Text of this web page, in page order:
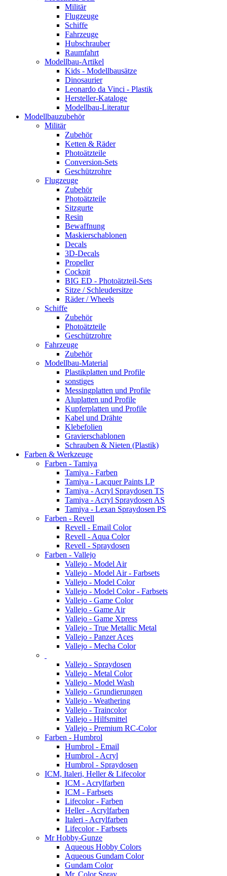
Militär
Flugzeuge
Schiffe
Fahrzeuge
Hubschrauber
Raumfahrt
Modellbau-Artikel
Kids - Modellbausätze
Dinosaurier
Leonardo da Vinci - Plastik
Hersteller-Kataloge
Modellbau-Literatur
Modellbauzubehör
Militär
Zubehör
Ketten & Räder
Photoätzteile
Conversion-Sets
Geschützrohre
Flugzeuge
Zubehör
Photoätzteile
Sitzgurte
Resin
Bewaffnung
Maskierschablonen
Decals
3D-Decals
Propeller
Cockpit
BIG ED - Photoätzteil-Sets
Sitze / Schleudersitze
Räder / Wheels
Schiffe
Zubehör
Photoätzteile
Geschützrohre
Fahrzeuge
Zubehör
Modellbau-Material
Plastikplatten und Profile
sonstiges
Messingplatten und Profile
Aluplatten und Profile
Kupferplatten und Profile
Kabel und Drähte
Klebefolien
Gravierschablonen
Schrauben & Nieten (Plastik)
Farben & Werkzeuge
Farben - Tamiya
Tamiya - Farben
Tamiya - Lacquer Paints LP
Tamiya - Acryl Spraydosen TS
Tamiya - Acryl Spraydosen AS
Tamiya - Lexan Spraydosen PS
Farben - Revell
Revell - Email Color
Revell - Aqua Color
Revell - Spraydosen
Farben - Vallejo
Vallejo - Model Air
Vallejo - Model Air - Farbsets
Vallejo - Model Color
Vallejo - Model Color - Farbsets
Vallejo - Game Color
Vallejo - Game Air
Vallejo - Game Xpress
Vallejo - True Metallic Metal
Vallejo - Panzer Aces
Vallejo - Mecha Color
Vallejo - Spraydosen
Vallejo - Metal Color
Vallejo - Model Wash
Vallejo - Grundierungen
Vallejo - Weathering
Vallejo - Traincolor
Vallejo - Hilfsmittel
Vallejo - Premium RC-Color
Farben - Humbrol
Humbrol - Email
Humbrol - Acryl
Humbrol - Spraydosen
ICM, Italeri, Heller & Lifecolor
ICM - Acrylfarben
ICM - Farbsets
Lifecolor - Farben
Heller - Acrylfarben
Italeri - Acrylfarben
Lifecolor - Farbsets
Mr Hobby-Gunze
Aqueous Hobby Colors
Aqueous Gundam Color
Gundam Color
Mr. Color Spray